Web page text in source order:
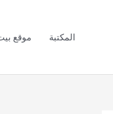
المكتبة موقع